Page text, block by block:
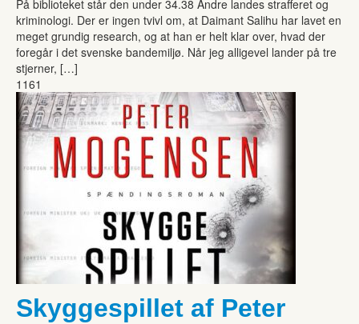
På biblioteket står den under 34.38 Andre landes strafferet og
kriminologi. Der er ingen tvivl om, at Daimant Salihu har lavet en
meget grundig research, og at han er helt klar over, hvad der
foregår i det svenske bandemiljø. Når jeg alligevel lander på tre
stjerner, […]
1161
Skyggespillet af Peter